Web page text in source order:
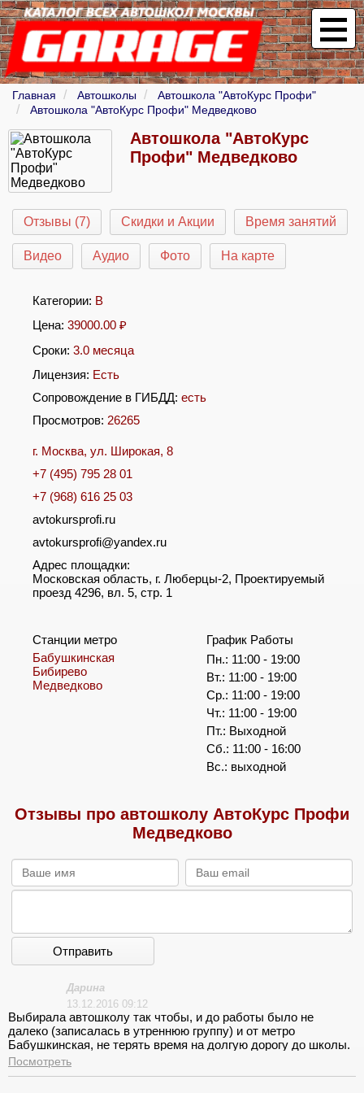
Главная Автошколы
Автошкола "АвтоКурс Профи"
Автошкола "АвтоКурс Профи" Медведково
Автошкола "АвтоКурс
Профи" Медведково
Отзывы (7) Скидки и Акции Время занятий
Видео Аудио Фото На карте
Категории: B
Цена: 39000.00 ₽
Сроки: 3.0 месяца
Лицензия: Есть
Сопровождение в ГИБДД: есть
Просмотров: 26265
г. Москва, ул. Широкая, 8
+7 (495) 795 28 01
+7 (968) 616 25 03
avtokursprofi.ru
avtokursprofi@yandex.ru
Адрес площадки:
Московская область, г. Люберцы-2, Проектируемый
проезд 4296, вл. 5, стр. 1
Станции метро
Бабушкинская
Бибирево
Медведково
График Работы
Пн.: 11:00 - 19:00
Вт.: 11:00 - 19:00
Ср.: 11:00 - 19:00
Чт.: 11:00 - 19:00
Пт.: Выходной
Сб.: 11:00 - 16:00
Вс.: выходной
Отзывы про автошколу АвтоКурс Профи
Медведково
Отправить
Дарина
13.12.2016 09:12
Выбирала автошколу так чтобы, и до работы было не
далеко (записалась в утреннюю группу) и от метро
Бабушкинская, не терять время на долгую дорогу до школы.
Мой выбор пал на АвтоКурсПрофи. В ней все мои пожелания
совпали, да еще и стоимость приемлемая. Конечно, начали
Посмотреть